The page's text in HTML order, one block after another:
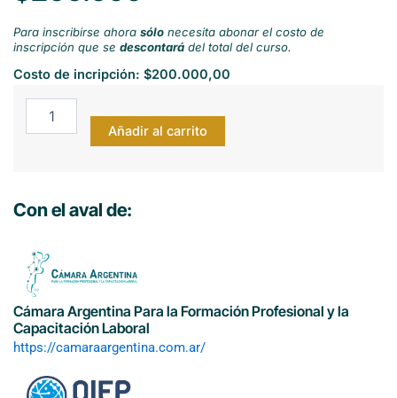
Para inscribirse ahora sólonecesita abonar el costo de
inscripción que se descontarádel total del curso.
Costo de incripción: $200.000,00
Integral
para
Construcción
cantidad
Añadir al carrito
Con el aval de:
Cámara Argentina Para la Formación Profesional y la
Capacitación Laboral
https://camaraargentina.com.ar/